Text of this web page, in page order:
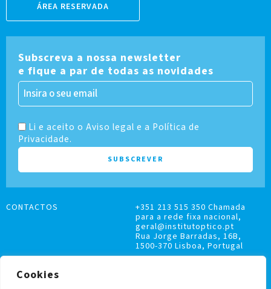
Cookies
ÁREA RESERVADA
Subscreva a nossa newsletter
e fique a par de todas as novidades
Li e aceito o Aviso legal e a Política de
Privacidade.
CONTACTOS
+351 213 515 350 Chamada
para a rede fixa nacional,
geral@institutoptico.pt
Rua Jorge Barradas, 16B,
1500-370 Lisboa, Portugal